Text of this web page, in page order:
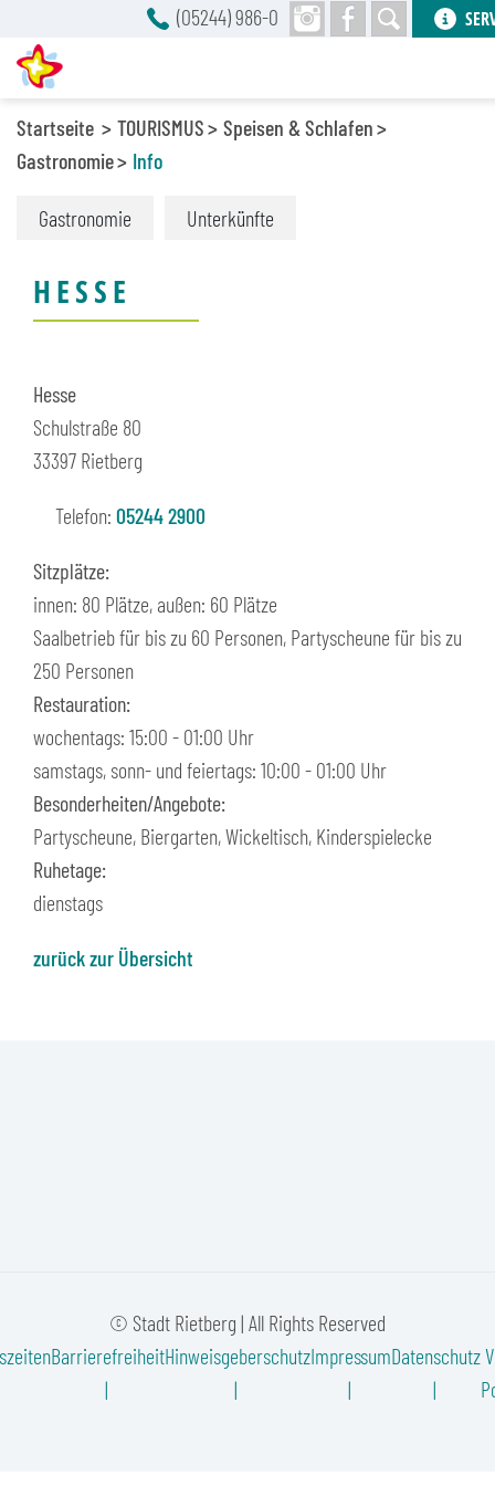
Startseite TOURISMUS
Speisen & Schlafen
Gastronomie
Info
Gastronomie Unterkünfte
HESSE
Hesse
Schulstraße 80
33397 Rietberg
Telefon: 05244 2900
Sitzplätze:
innen: 80 Plätze, außen: 60 Plätze
Saalbetrieb für bis zu 60 Personen, Partyscheune für bis zu
250 Personen
Restauration:
wochentags: 15:00 - 01:00 Uhr
samstags, sonn- und feiertags: 10:00 - 01:00 Uhr
Besonderheiten/Angebote:
Partyscheune, Biergarten, Wickeltisch, Kinderspielecke
Ruhetage:
dienstags
zurück zur Übersicht
© Stadt Rietberg | All Rights Reserved
BarrierefreiheitHinweisgeberschutzImpressumDatenschutz
(05244) 986-0